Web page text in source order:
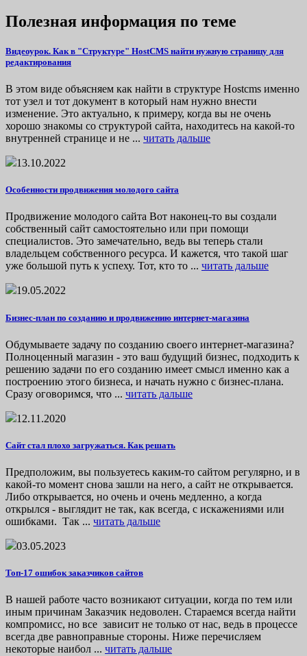
Полезная информация по теме
Видеоурок. Как в "Структуре" HostCMS найти нужную страницу для
редактирования
В этом виде объясняем как найти в структуре Hostcms именно
тот узел и тот документ в который нам нужно внести
изменение. Это актуально, к примеру, когда вы не очень
хорошо знакомы со структурой сайта, находитесь на какой-то
внутренней странице и не ... читать дальше
13.10.2022
Особенности продвижения молодого сайта
Продвижение молодого сайта Вот наконец-то вы создали
собственный сайт самостоятельно или при помощи
специалистов. Это замечательно, ведь вы теперь стали
владельцем собственного ресурса. И кажется, что такой шаг
уже большой путь к успеху. Тот, кто то ... читать дальше
19.05.2022
Бизнес-план по созданию и продвижению интернет-магазина
Обдумываете задачу по созданию своего интернет-магазина?
Полноценный магазин - это ваш будущий бизнес, подходить к
решению задачи по его созданию имеет смысл именно как а
построению этого бизнеса, и начать нужно с бизнес-плана.
Сразу оговоримся, что ... читать дальше
12.11.2020
Сайт стал плохо загружаться. Как решать
Предположим, вы пользуетесь каким-то сайтом регулярно, и в
какой-то момент снова зашли на него, а сайт не открывается.
Либо открывается, но очень и очень медленно, а когда
открылся - выглядит не так, как всегда, с искажениями или
ошибками. Так ... читать дальше
03.05.2023
Топ-17 ошибок заказчиков сайтов
В нашей работе часто возникают ситуации, когда по тем или
иным причинам Заказчик недоволен. Стараемся всегда найти
компромисс, но все зависит не только от нас, ведь в процессе
всегда две равноправные стороны. Ниже перечисляем
некоторые наибол ... читать дальше